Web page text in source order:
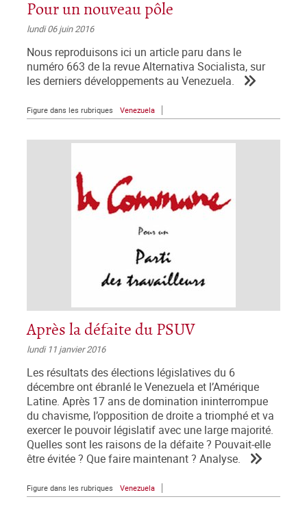
Pour un nouveau pôle
lundi 06 juin 2016
Nous reproduisons ici un article paru dans le
numéro 663 de la revue Alternativa Socialista, sur
les derniers développements au Venezuela.
Figure dans les rubriques Venezuela
Après la défaite du PSUV
lundi 11 janvier 2016
Les résultats des élections législatives du 6
décembre ont ébranlé le Venezuela et l’Amérique
Latine. Après 17 ans de domination ininterrompue
du chavisme, l’opposition de droite a triomphé et va
exercer le pouvoir législatif avec une large majorité.
Quelles sont les raisons de la défaite ? Pouvait-elle
être évitée ? Que faire maintenant ? Analyse.
Figure dans les rubriques Venezuela